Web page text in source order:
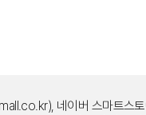
네이버 스마트스토